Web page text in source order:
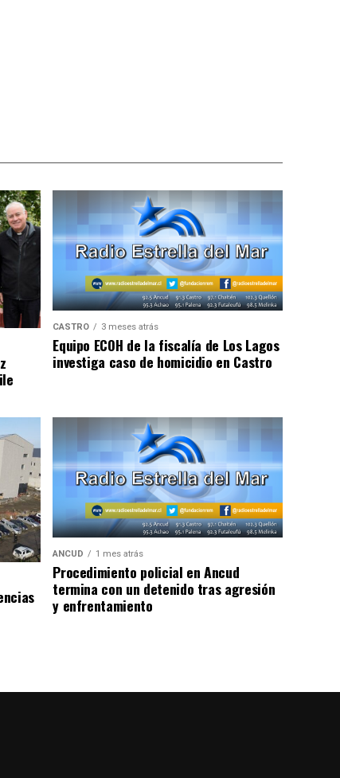
CASTRO 3 meses atrás
Equipo ECOH de la fiscalía de Los Lagos
investiga caso de homicidio en Castro
ANCUD 1 mes atrás
Procedimiento policial en Ancud
termina con un detenido tras agresión
y enfrentamiento